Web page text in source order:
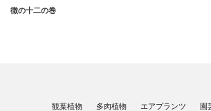
徴の十二の巻
観葉植物 多肉植物 エアプランツ 園